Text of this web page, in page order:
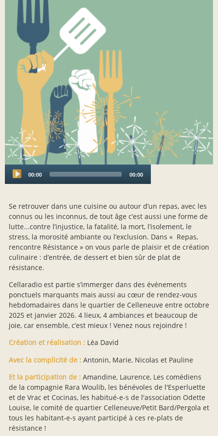
00:00 00:00
Se retrouver dans une cuisine ou autour d’un repas, avec les
connus ou les inconnus, de tout âge c’est aussi une forme de
lutte...contre l’injustice, la fatalité, la mort, l’isolement, le
stress, la morosité ambiante ou l’exclusion. Dans « Repas,
rencontre Résistance » on vous parle de plaisir et de création
culinaire : d’entrée, de dessert et bien sûr de plat de
résistance.
Cellaradio est partie s’immerger dans des événements
ponctuels marquants mais aussi au cœur de rendez-vous
hebdomadaires dans le quartier de Celleneuve entre octobre
2025 et janvier 2026. 4 lieux, 4 ambiances et beaucoup de
joie, car ensemble, c’est mieux ! Venez nous rejoindre !
Création et réalisation : Léa David
Avec la complicité de : Antonin, Marie, Nicolas et Pauline
Et la participation de : Amandine, Laurence, Les comédiens
de la compagnie Rara Woulib, les bénévoles de l'Esperluette
et de Vrac et Cocinas, les habitué-e-s de l'association Odette
Louise, le comité de quartier Celleneuve/Petit Bard/Pergola et
tous les habitant-e-s ayant participé à ces re-plats de
résistance !